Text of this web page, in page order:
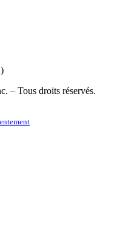
– Tous droits réservés.